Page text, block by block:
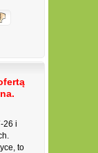
26 i
to